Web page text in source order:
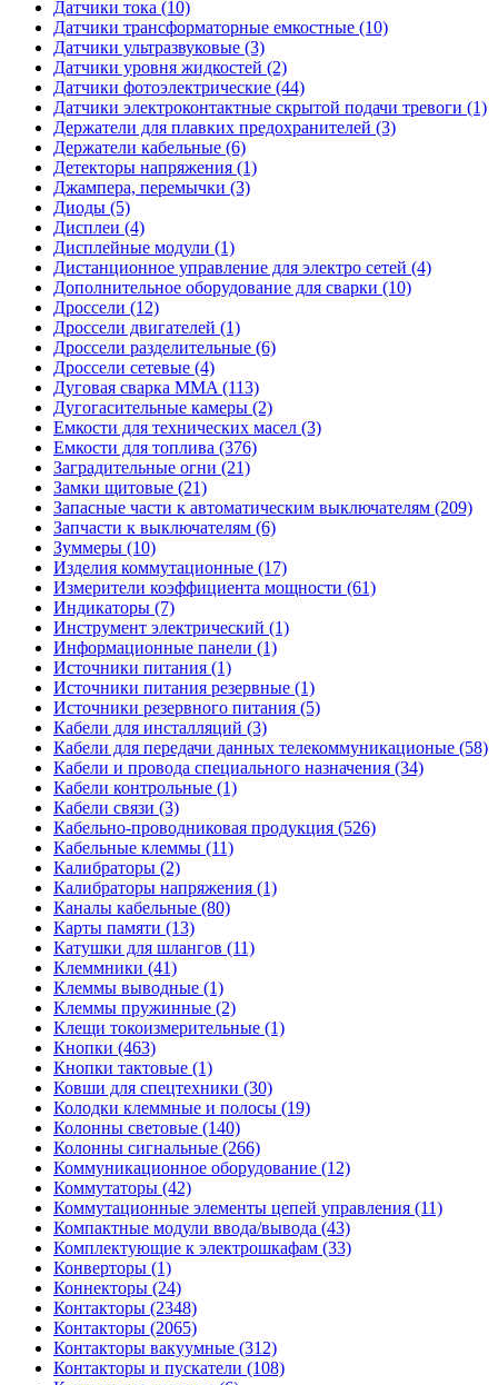
Датчики тока (10)
Датчики трансформаторные емкостные (10)
Датчики ультразвуковые (3)
Датчики уровня жидкостей (2)
Датчики фотоэлектрические (44)
Датчики электроконтактные скрытой подачи тревоги (1)
Держатели для плавких предохранителей (3)
Держатели кабельные (6)
Детекторы напряжения (1)
Джампера, перемычки (3)
Диоды (5)
Дисплеи (4)
Дисплейные модули (1)
Дистанционное управление для электро сетей (4)
Дополнительное оборудование для сварки (10)
Дроссели (12)
Дроссели двигателей (1)
Дроссели разделительные (6)
Дроссели сетевые (4)
Дуговая сварка MMA (113)
Дугогасительные камеры (2)
Емкости для технических масел (3)
Емкости для топлива (376)
Заградительные огни (21)
Замки щитовые (21)
Запасные части к автоматическим выключателям (209)
Запчасти к выключателям (6)
Зуммеры (10)
Изделия коммутационные (17)
Измерители коэффициента мощности (61)
Индикаторы (7)
Инструмент электрический (1)
Информационные панели (1)
Источники питания (1)
Источники питания резервные (1)
Источники резервного питания (5)
Кабели для инсталляций (3)
Кабели для передачи данных телекоммуникационые (58)
Кабели и провода специального назначения (34)
Кабели контрольные (1)
Кабели связи (3)
Кабельно-проводниковая продукция (526)
Кабельные клеммы (11)
Калибраторы (2)
Калибраторы напряжения (1)
Каналы кабельные (80)
Карты памяти (13)
Катушки для шлангов (11)
Клеммники (41)
Клеммы выводные (1)
Клеммы пружинные (2)
Клещи токоизмерительные (1)
Кнопки (463)
Кнопки тактовые (1)
Ковши для спецтехники (30)
Колодки клеммные и полосы (19)
Колонны световые (140)
Колонны сигнальные (266)
Коммуникационное оборудование (12)
Коммутаторы (42)
Коммутационные элементы цепей управления (11)
Компактные модули ввода/вывода (43)
Комплектующие к электрошкафам (33)
Конверторы (1)
Коннекторы (24)
Контакторы (2348)
Контакторы (2065)
Контакторы вакуумные (312)
Контакторы и пускатели (108)